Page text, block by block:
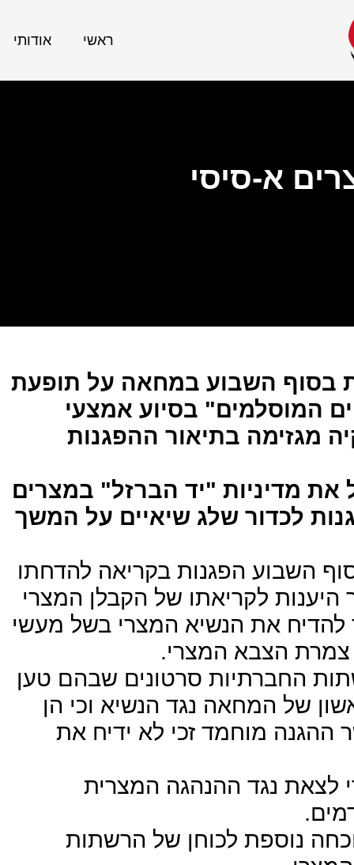
ראשי אודותי
א-סיסי
בסוף השבוע במחאה על תופעת
המוסלמים" בסיוע אמצעי
מגזימה בתיאור ההפגנות
את מדיניות "יד הברזל" במצרים
לכדור שלג שיאיים על המשך
השבוע הפגנות בקריאה להדחתו
לקריאתו של הקבלן המצרי
את הנשיא המצרי בשל מעשי
צמרת הצבא המצרי.
החברתיות סרטונים שבהם טען
של המחאה נגד הנשיא וכי הן
ההגנה מוחמד זכי לא ידיח את
לצאת נגד ההנהגה המצרית
נוספת לכוחן של הרשתות